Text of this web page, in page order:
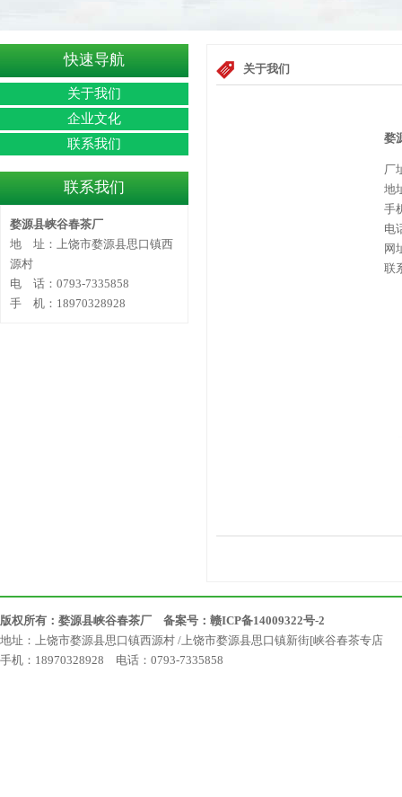
快速导航
关于我们
企业文化
联系我们
联系我们
婺源县峡谷春茶厂
地 址：上饶市婺源县思口镇西
源村
电 话：0793-7335858
手 机：18970328928
关于我们
婺
厂
地
手
电
网
联
版权所有：婺源县峡谷春茶厂 备案号： 赣ICP备14009322号-2
地址：上饶市婺源县思口镇西源村 /上饶市婺源县思口镇新街[峡谷春茶专店
手机：18970328928 电话：0793-7335858